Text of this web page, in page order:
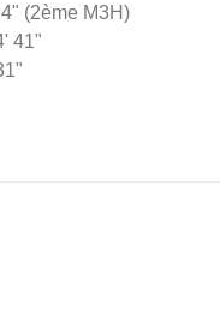
(2ème M3H)
41"